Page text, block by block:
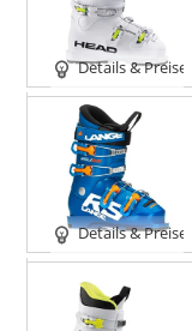
Details & Preise
Details & Preise